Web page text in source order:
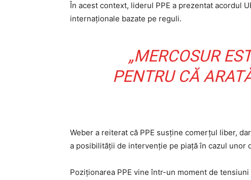
În acest context, liderul PPE a prezentat acordul
internaționale bazate pe reguli.
„MERCOSUR
PENTRU CĂ
Weber a reiterat că PPE susține comerțul liber,
a posibilității de intervenție pe piață în cazul unor
Poziționarea PPE vine într-un moment de